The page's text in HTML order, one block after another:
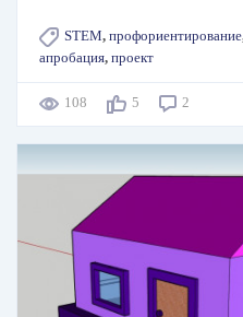
STEM, профориентирование
апробация, проект
108 5 2